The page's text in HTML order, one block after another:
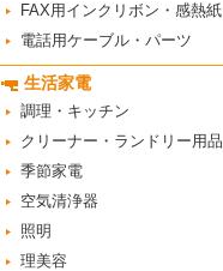
FAX用インクリボン・感熱紙
電話用ケーブル・パーツ
生活家電
調理・キッチン
クリーナー・ランドリー用品
季節家電
空気清浄器
照明
理美容